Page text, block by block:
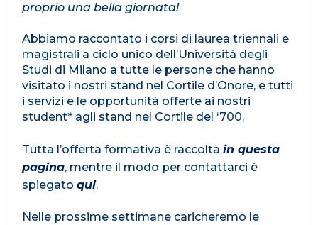
proprio una bella giornata!
Abbiamo raccontato i corsi di laurea triennali e
magistrali a ciclo unico dell’Università degli
Studi di Milano a tutte le persone che hanno
visitato i nostri stand nel Cortile d’Onore, e tutti
i servizi e le opportunità offerte ai nostri
student* agli stand nel Cortile del ‘700.
Tutta l’offerta formativa è raccolta in questa
pagina, mentre il modo per contattarci è
spiegato qui.
Nelle prossime settimane caricheremo le